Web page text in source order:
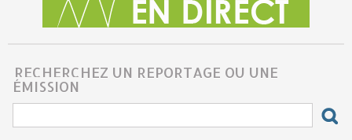
RECHERCHEZ UN REPORTAGE OU UNE
ÉMISSION